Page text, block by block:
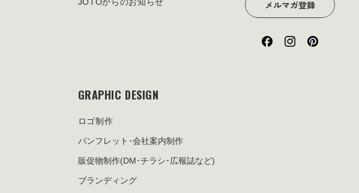
JOTOからのお知らせ
GRAPHIC DESIGN
ロゴ制作
パンフレット･会社案内制作
販促物制作(DM･チラシ･広報誌など)
ブランディング
メルマガ登録